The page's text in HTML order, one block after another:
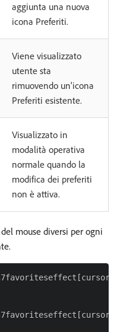
aggiunta una nuova
icona Preferiti.
Viene visualizzato
utente sta
rimuovendo un'icona
Preferiti esistente.
Visualizzato in
modalità operativa
normale quando la
modifica dei preferiti
non è attiva.
mouse diversi per ogni